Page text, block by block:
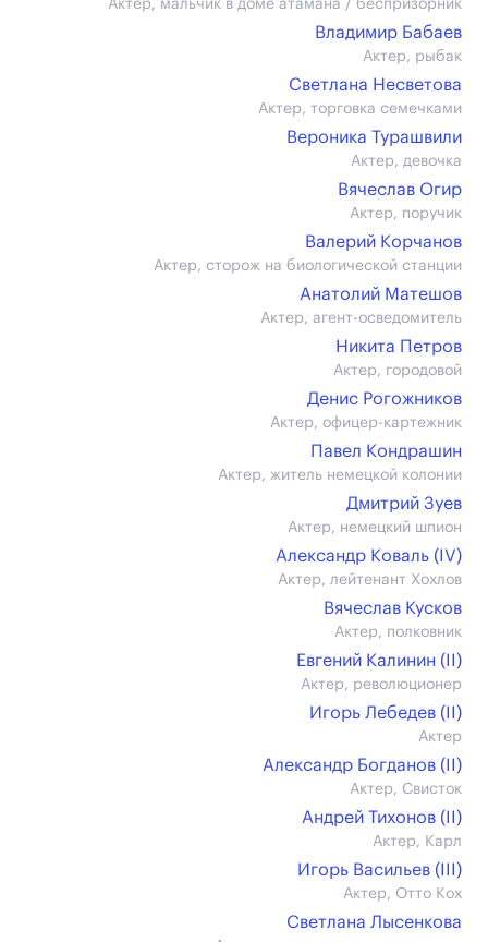
Актер, мальчик в доме атамана / беспризорник
Владимир Бабаев
Актер, рыбак
Светлана Несветова
Актер, торговка семечками
Вероника Турашвили
Актер, девочка
Вячеслав Огир
Актер, поручик
Валерий Корчанов
Актер, сторож на биологической станции
Анатолий Матешов
Актер, агент-осведомитель
Никита Петров
Актер, городовой
Денис Рогожников
Актер, офицер-картежник
Павел Кондрашин
Актер, житель немецкой колонии
Дмитрий Зуев
Актер, немецкий шпион
Александр Коваль (IV)
Актер, лейтенант Хохлов
Вячеслав Кусков
Актер, полковник
Евгений Калинин (II)
Актер, революционер
Игорь Лебедев (II)
Актер
Александр Богданов (II)
Актер, Свисток
Андрей Тихонов (II)
Актер, Карл
Игорь Васильев (III)
Актер, Отто Кох
Светлана Лысенкова